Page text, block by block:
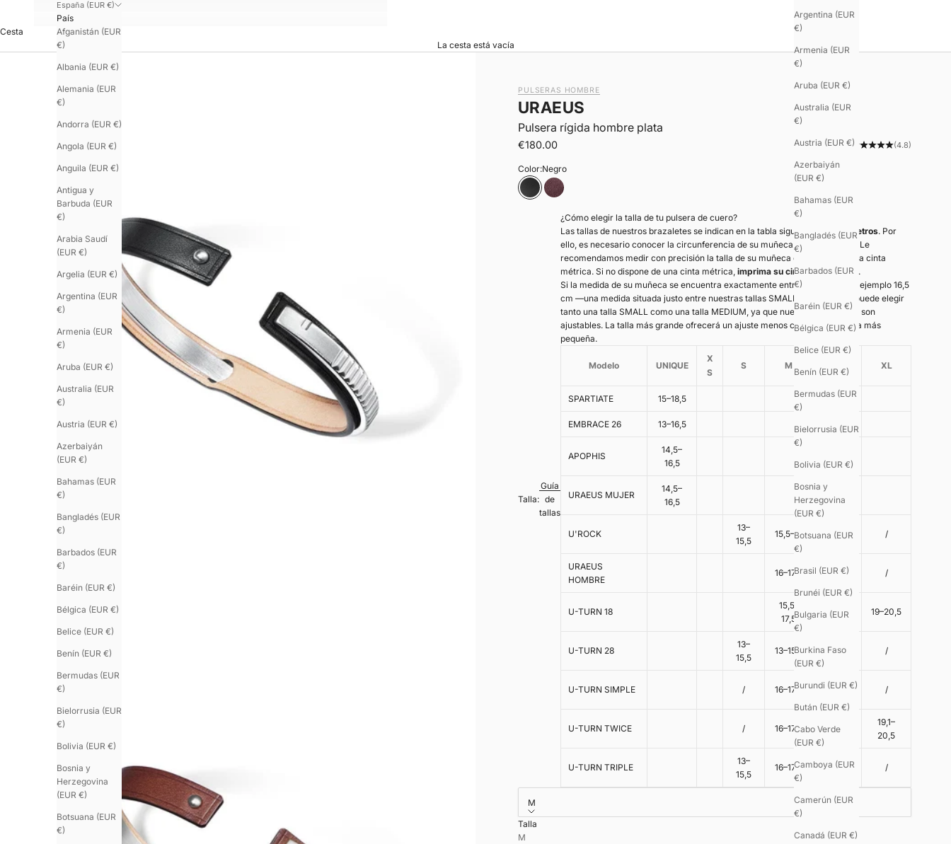
Argentina (EUR
€)
Armenia (EUR
€)
Aruba (EUR €)
Australia (EUR
€)
Austria (EUR €)
Azerbaiyán
(EUR €)
Bahamas (EUR
€)
Bangladés (EUR
€)
Barbados (EUR
€)
Baréin (EUR €)
Bélgica (EUR €)
Belice (EUR €)
Benín (EUR €)
Bermudas (EUR
€)
Bielorrusia (EUR
€)
Bolivia (EUR €)
Bosnia y
Herzegovina
(EUR €)
Botsuana (EUR
€)
Brasil (EUR €)
Brunéi (EUR €)
Bulgaria (EUR
€)
Burkina Faso
(EUR €)
Burundi (EUR €)
Bután (EUR €)
Cabo Verde
(EUR €)
Camboya (EUR
€)
Camerún (EUR
€)
Canadá (EUR €)
España (EUR €)
País
Afganistán (EUR
€)
Albania (EUR €)
Alemania (EUR
€)
Andorra (EUR €)
Angola (EUR €)
Anguila (EUR €)
Antigua y
Barbuda (EUR
€)
Arabia Saudí
(EUR €)
Argelia (EUR €)
Argentina (EUR
€)
Armenia (EUR
€)
Aruba (EUR €)
Australia (EUR
€)
Austria (EUR €)
Azerbaiyán
(EUR €)
Bahamas (EUR
€)
Bangladés (EUR
€)
Barbados (EUR
€)
Baréin (EUR €)
Bélgica (EUR €)
Belice (EUR €)
Benín (EUR €)
Bermudas (EUR
€)
Bielorrusia (EUR
€)
Bolivia (EUR €)
Bosnia y
Herzegovina
(EUR €)
Botsuana (EUR
€)
Cesta
La cesta está vacía
PULSERAS HOMBRE
Pulsera rígida hombre plata
|
URAEUS
Precio de oferta
€180.00 (4.8)
Color:Negro
Negro Chocolate
Talla:
Guía
de
tallas
¿Cómo elegir la talla de tu pulsera de cuero?
Las tallas de nuestros brazaletes se indican en la tabla siguiente encentímetros. Por
ello, es necesario conocer la circunferencia de su muñeca en centímetros. Le
recomendamos medir con precisión la talla de su muñeca con ayuda de una cinta
métrica. Si no dispone de una cinta métrica, imprima su cinta métrica aquí .
Si la medida de su muñeca se encuentra exactamente entre dos tallas, por ejemplo 16,5
cm —una medida situada justo entre nuestras tallas SMALL y MEDIUM—, puede elegir
tanto una talla SMALL como una talla MEDIUM, ya que nuestros brazaletes son
ajustables. La talla más grande ofrecerá un ajuste menos ceñido que la talla más
pequeña.
Modelo UNIQUE
X
S
S M XL
SPARTIATE 15–18,5
EMBRACE 26 13–16,5
APOPHIS
14,5–
16,5
URAEUS MUJER
14,5–
16,5
U'ROCK
13–
15,5
15,5–17 17–19 /
URAEUS
HOMBRE
16–17,5
17,5–
/
U-TURN 18
15,5–
17,5
17,5–19 19–20,5
U-TURN 28
13–
15,5
13–15,5 / /
U-TURN SIMPLE / 16–17,5
17,5–
/
U-TURN TWICE / 16–17,5
19,5
19,1–
20,5
U-TURN TRIPLE
13–
15,5
16–17,5 / /
M
Talla
M